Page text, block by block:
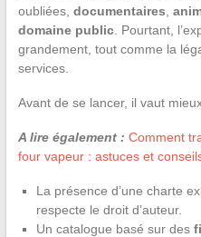
oubliées, documentaires
domaine public. Pourtant,
grandement, tout comme la
services.
Avant de se lancer, il vaut
A lire également : Comment
four vapeur : astuces et
La présence d’une charte
respecte le droit d’auteur.
Un catalogue basé sur des